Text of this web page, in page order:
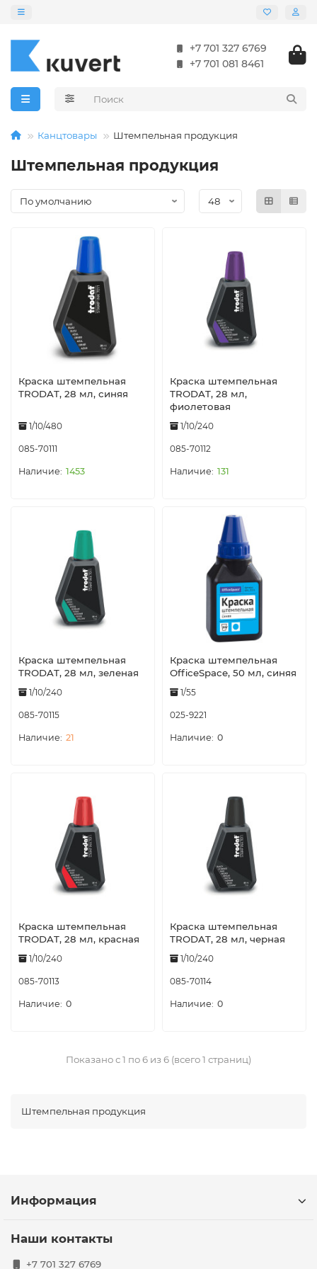
+7 701 327 6769
+7 701 081 8461
Канцтовары Штемпельная продукция
Штемпельная продукция
Краска штемпельная
TRODAT, 28 мл, синяя
1/10/480
085-70111
1453
Краска штемпельная
TRODAT, 28 мл,
фиолетовая
1/10/240
085-70112
131
Краска штемпельная
TRODAT, 28 мл, зеленая
1/10/240
085-70115
21
Краска штемпельная
OfficeSpace, 50 мл, синяя
1/55
025-9221
0
Краска штемпельная
TRODAT, 28 мл, красная
1/10/240
085-70113
0
Краска штемпельная
TRODAT, 28 мл, черная
1/10/240
085-70114
0
Показано с 1 по 6 из 6 (всего 1 страниц)
Штемпельная продукция
Информация
Наши контакты
+7 701 327 6769